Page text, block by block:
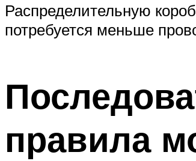
Распределительную
потребуется меньше
правила